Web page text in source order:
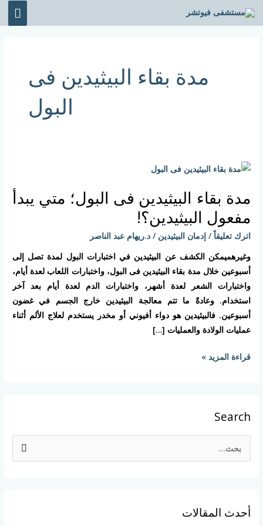
تخطي
إلى
مدة بقاء البيثيدين فى
البول
مدة بقاء البيثيدين فى البول؛ متي يبدأ
مفعول البيثيدين؟!
اترك تعليقاً /إدمان البيثيدين /د.ريهام عبد الناصر
وغيرهميمكن الكشف عن البيثيدين في اختبارات البول لمدة تصل إلى
أسبوعين خلال مدة بقاء البيثيدين فى البول، واختبارات اللعاب لعدة أيام،
واختبارات الشعر لعدة أشهر، واختبارات الدم لعدة أيام بعد آخر
استخدام. وعادةً ما تتم معالجة البيثيدين خارج الجسم في غضون
أسبوعين. فالبيثيدين هو دواء أفيوني أو مخدر يستخدم لعلاج الألم أثناء
عمليات الولادة والعمليات […]
مدة
البيثيدين
البول؛
متي
يبدأ
مفعول
البيثيدين؟!
قراءة المزيد »
Search
ث
أحدث المقالات